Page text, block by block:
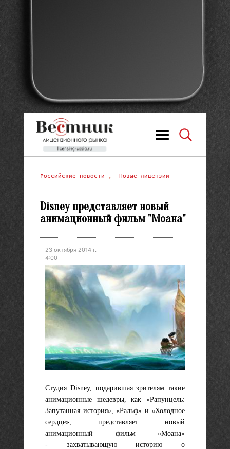
Российские новости , Новые лицензии
Disney представляет новый
анимационный фильм "Моана"
23 октября 2014 г.
4:00
Студия Disney, подарившая зрителям такие
анимационные шедевры,
как «Рапунцель:
Запутанная история», «Ральф» и «Холодное
сердце», представляет новый
анимационный фильм «Моана»
- захватывающую историю о